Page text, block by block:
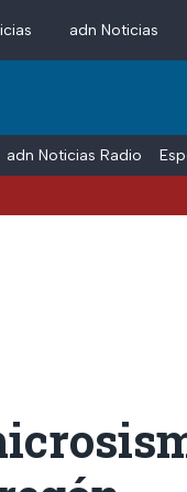
adn Noticias
adn Noticias Radio